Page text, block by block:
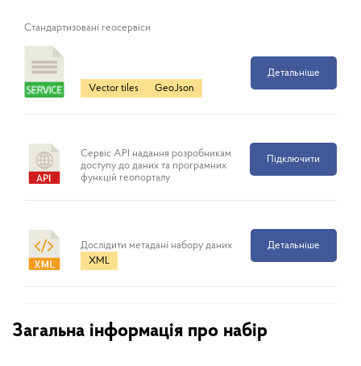
Cтандартизовані геосервіси
Vector tiles GeoJson
Детальніше
Сервіс API надання розробникам
доступу до даних та програмних
функцій геопорталу
Підключити
Дослідити метадані набору даних
XML
Детальніше
Загальна інформація про набір